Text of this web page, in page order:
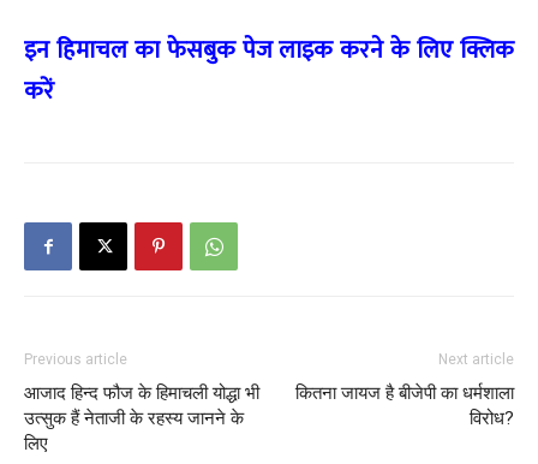
इन हिमाचल का फेसबुक पेज लाइक करने के लिए क्लिक
करें
Previous article
आजाद हिन्द फौज के हिमाचली योद्धा भी
उत्सुक हैं नेताजी के रहस्य जानने के
लिए
Next article
कितना जायज है बीजेपी का धर्मशाला
विरोध?